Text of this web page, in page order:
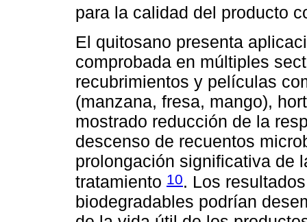
para la calidad del producto
El quitosano presenta
comprobada en múltiples
recubrimientos y películas
(manzana, fresa, mango),
mostrado reducción de la
descenso de recuentos
prolongación significativa de
tratamiento 10. Los
biodegradables podrían